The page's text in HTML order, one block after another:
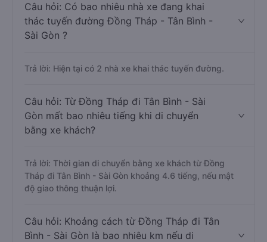
Câu hỏi: Có bao nhiêu nhà xe đang khai
thác tuyến đường Đồng Tháp - Tân Bình -
Sài Gòn ?
Trả lời: Hiện tại có 2 nhà xe khai thác tuyến đường.
Câu hỏi: Từ Đồng Tháp đi Tân Bình - Sài
Gòn mất bao nhiêu tiếng khi di chuyển
bằng xe khách?
Trả lời: Thời gian di chuyển bằng xe khách từ Đồng
Tháp đi Tân Bình - Sài Gòn khoảng 4.6 tiếng, nếu mật
độ giao thông thuận lợi.
Câu hỏi: Khoảng cách từ Đồng Tháp đi Tân
Bình - Sài Gòn là bao nhiêu km nếu di